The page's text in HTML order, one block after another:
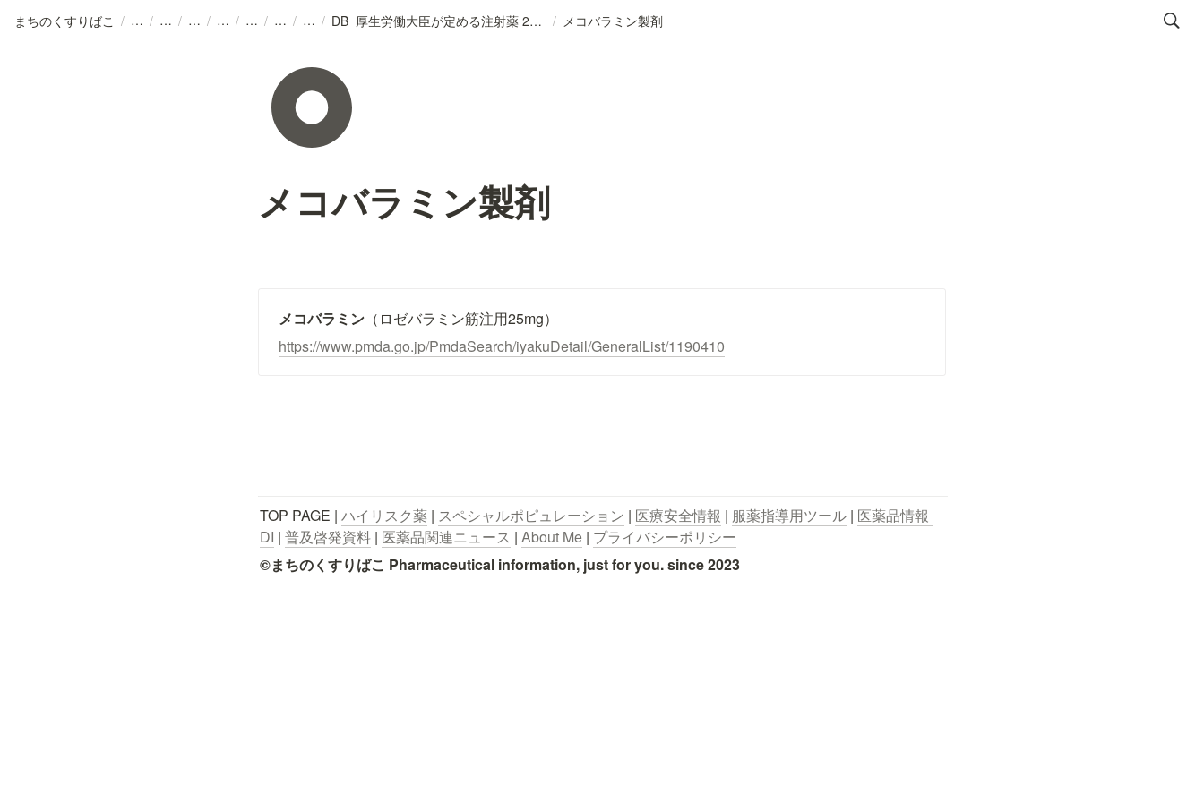
まちのくすりばこ / / / / / / / / DB_厚生労働大臣が定める注射薬 2026 / メコバラミン製剤
メコバラミン製剤
メコバラミン （ロゼバラミン筋注用25mg）
https://www.pmda.go.jp/PmdaSearch/iyakuDetail/GeneralList/1190410
TOP PAGE | ハイリスク薬 | スペシャルポピュレーション | 医療安全情報 | 服薬指導用ツール | 医薬品情報
DI | 普及啓発資料 | 医薬品関連ニュース | About Me | プライバシーポリシー
©まちのくすりばこ Pharmaceutical information, just for you. since 2023